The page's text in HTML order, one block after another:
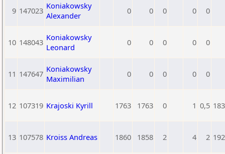
9 147023 Koniakowsky
Alexander
0 0 0 0 0
10 148043 Koniakowsky
Leonard
0 0 0 0 0
11 147647 Koniakowsky
Maximilian
0 0 0 0 0
12 107319 Krajoski Kyrill 1763 1763 0 1 0,5
13 107578 Kroiss Andreas 1860 1858 2 4 2